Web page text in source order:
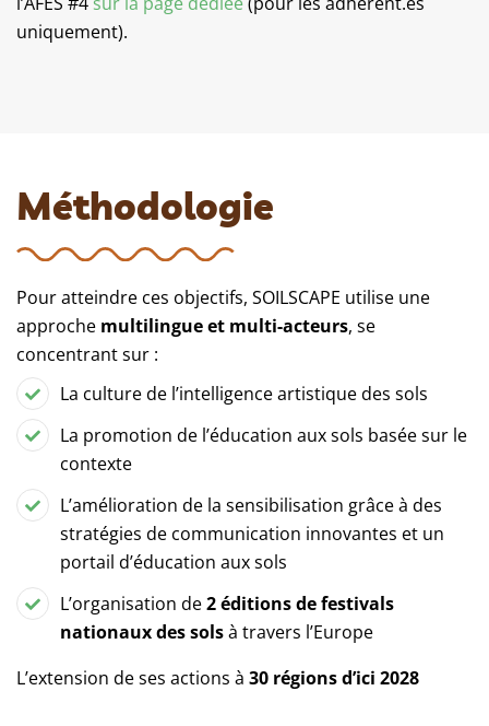
uniquement).
Méthodologie
Pour atteindre ces objectifs, SOILSCAPE utilise une
approche multilingue et multi-acteurs, se
concentrant sur :
La culture de l’intelligence artistique des sols
La promotion de l’éducation aux sols basée sur le
contexte
L’amélioration de la sensibilisation grâce à des
stratégies de communication innovantes et un
portail d’éducation aux sols
L’organisation de2 éditions de festivals
nationaux des solsà travers l’Europe
L’extension de ses actions à 30 régions d’ici 2028